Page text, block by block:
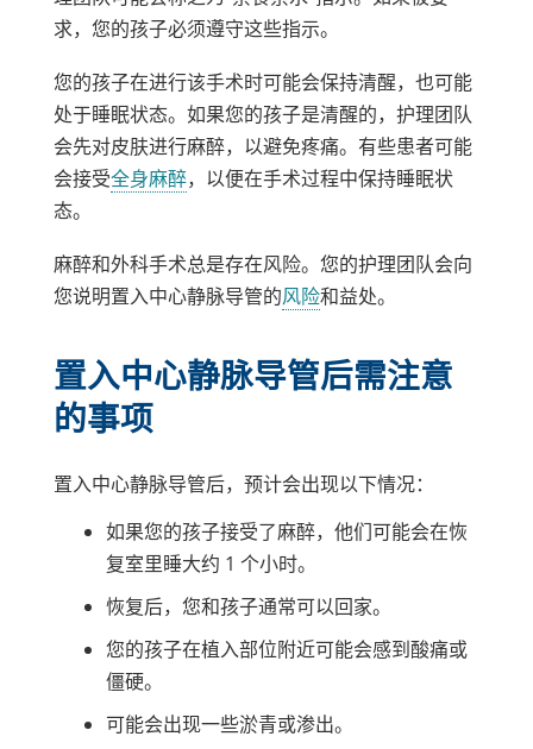
求，您的孩子必须遵守这些指示。
您的孩子在进行该手术时可能会保持清醒，也可能
处于睡眠状态。如果您的孩子是清醒的，护理团队
会先对皮肤进行麻醉，以避免疼痛。有些患者可能
会接受全身麻醉，以便在手术过程中保持睡眠状
态。
麻醉和外科手术总是存在风险。您的护理团队会向
您说明置入中心静脉导管的风险和益处。
置入中心静脉导管后需注意
的事项
置入中心静脉导管后，预计会出现以下情况：
如果您的孩子接受了麻醉，他们可能会在恢
复室里睡大约 1 个小时。
恢复后，您和孩子通常可以回家。
您的孩子在植入部位附近可能会感到酸痛或
僵硬。
可能会出现一些淤青或渗出。